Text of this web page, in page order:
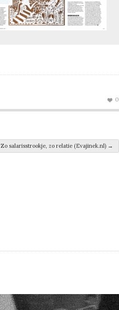
0
Zo salarisstrookje, zo relatie (Evajinek.nl) →